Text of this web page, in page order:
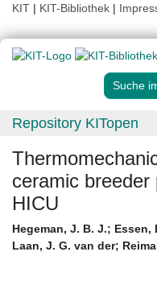
KIT | KIT-Bibliothek |
Suche
Repository KITopen
ceramic
HICU
Hegeman, J. B. J.; Essen,
Laan, J. G. van der;